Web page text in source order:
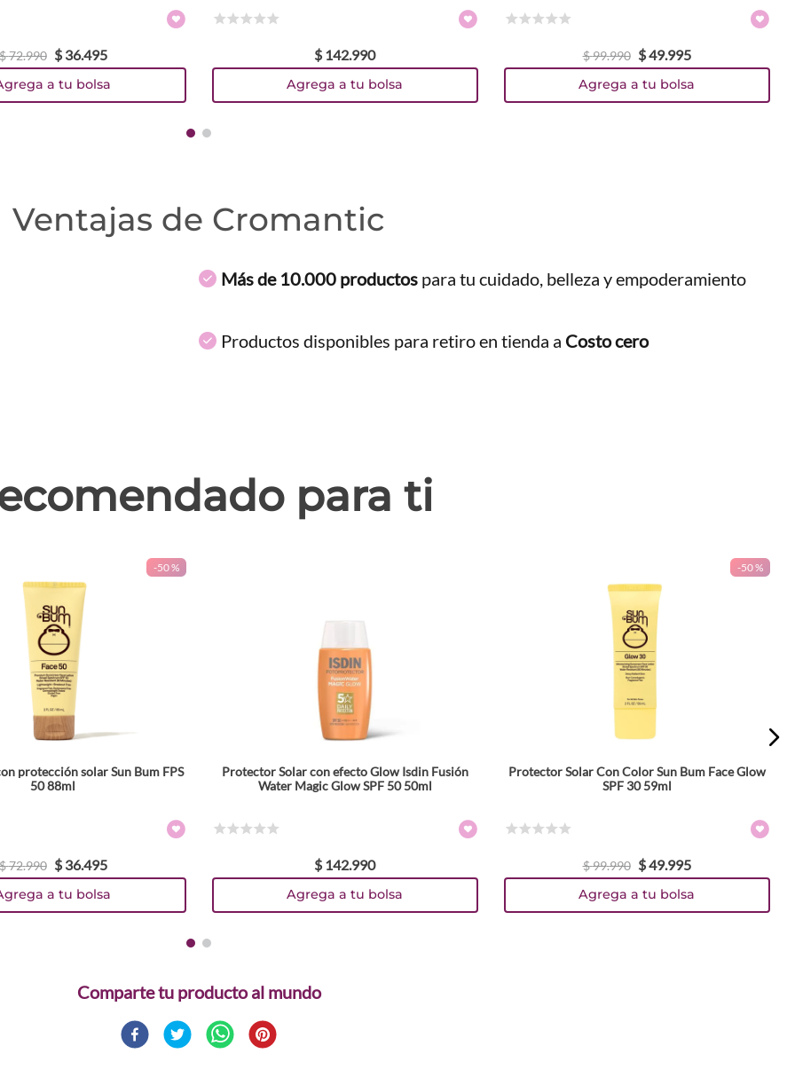
72.990 $ 36.495
a tu bolsa
$ 142.990
Agrega a tu bolsa
$99.990 $49.995
Agrega a tu bolsa
Ventajas de Cromantic
Más de 10.000 productos para tu cuidado, belleza y empoderamiento
Productos disponibles para retiro en tienda a Costo cero
para ti
-50 %
protección solar Sun Bum FPS
50 88ml
72.990 $ 36.495
a tu bolsa
Protector Solar con efecto Glow Isdin Fusión
Water Magic Glow SPF 50 50ml
$ 142.990
Agrega a tu bolsa
-50 %
Protector Solar Con Color Sun Bum Face Glow
SPF 30 59ml
$99.990 $49.995
Agrega a tu bolsa
Comparte